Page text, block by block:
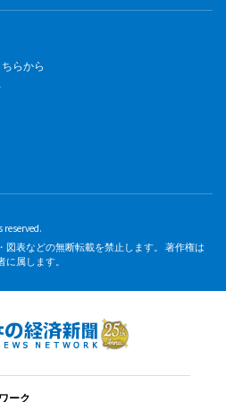
らから
reserved.
表などの無断転載を禁止します。 著作権は
属します。
ーク